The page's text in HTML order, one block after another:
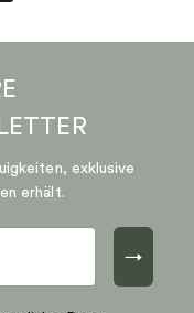
exklusive
erhält.
→